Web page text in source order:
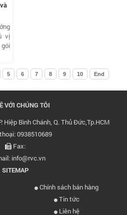
vị
5 6 7 8 9 10 End
VỚI CHÚNG TÔI
Hiệp Bình Chánh, Q. Thủ Đức,Tp.HCM
0938510689
Fax:
info@rvc.vn
SITEMAP
Chính sách bán hàng
Tin tức
Liên hệ